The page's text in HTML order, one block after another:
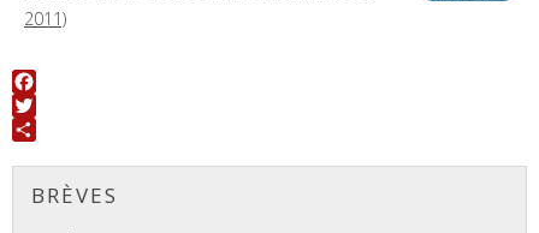
2011)
Facebook
Twitter
BRÈVES